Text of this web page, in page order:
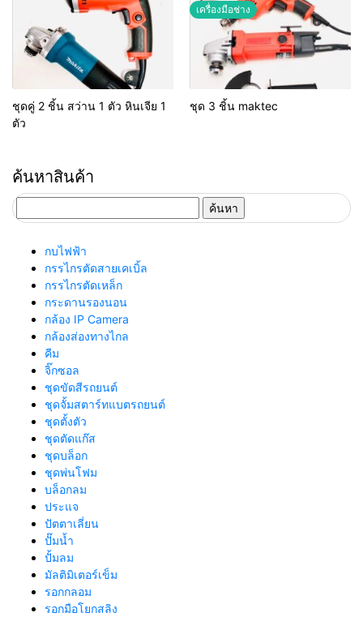
ชุดคู่ 2 ชิ้น สว่าน 1 ตัว หินเจีย 1
ตัว
เครื่องมือช่าง
ชุด 3 ชิ้น maktec
ค้นหาสินค้า
สำหรับ:
กบไฟฟ้า
กรรไกรตัดสายเคเบิ้ล
กรรไกรตัดเหล็ก
กระดานรองนอน
กล้อง IP Camera
กล้องส่องทางไกล
คีม
จิ๊กซอล
ชุดขัดสีรถยนต์​
ชุดจั้มสตาร์ทแบตรถยนต์
ชุดตั้งตัว
ชุดตัดแก๊ส
ชุดบล็อก
ชุดพ่นโฟม
บล็อกลม
ประแจ
ปัตตาเลี่ยน
ปั๊มน้ำ
ปั้มลม
มัลติมิเตอร์เข็ม
รอกกลอม
รอกมือโยกสลิง